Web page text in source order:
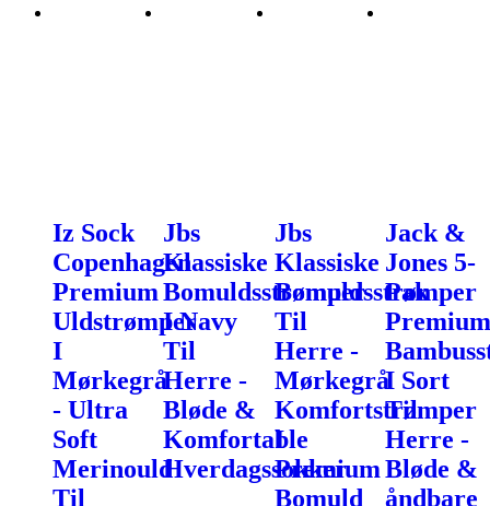
Iz Sock
Copenhagen
Premium
Uldstrømper
I
Mørkegrå
- Ultra
Soft
Merinould
Til
Jbs
Klassiske
Bomuldsstrømper
I Navy
Til
Herre -
Bløde &
Komfortable
Hverdagssokker
Jbs
Klassiske
Bomuldsstrømper
Til
Herre -
Mørkegrå
Komfortstrømper
I
Premium
Bomuld
Jack &
Jones 5-
Pak
Premium
I Sort
Til
Herre -
Bløde &
åndbare